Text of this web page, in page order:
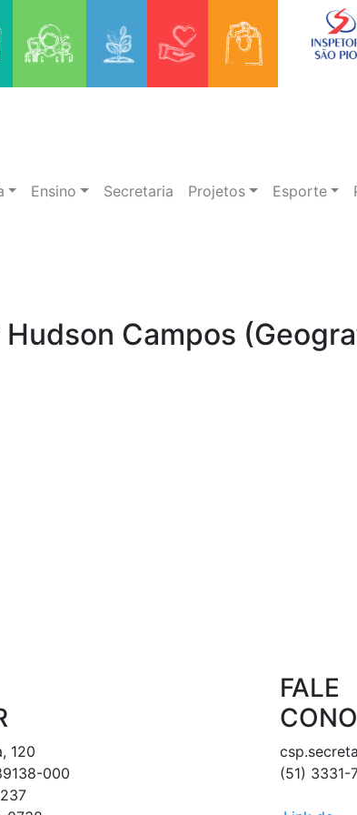
Ensino Secretaria Projetos Esporte
Campos
120
000
FALE
(51) 3331-